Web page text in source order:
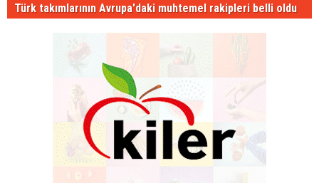
Türk takımlarının Avrupa'daki muhtemel rakipleri belli oldu